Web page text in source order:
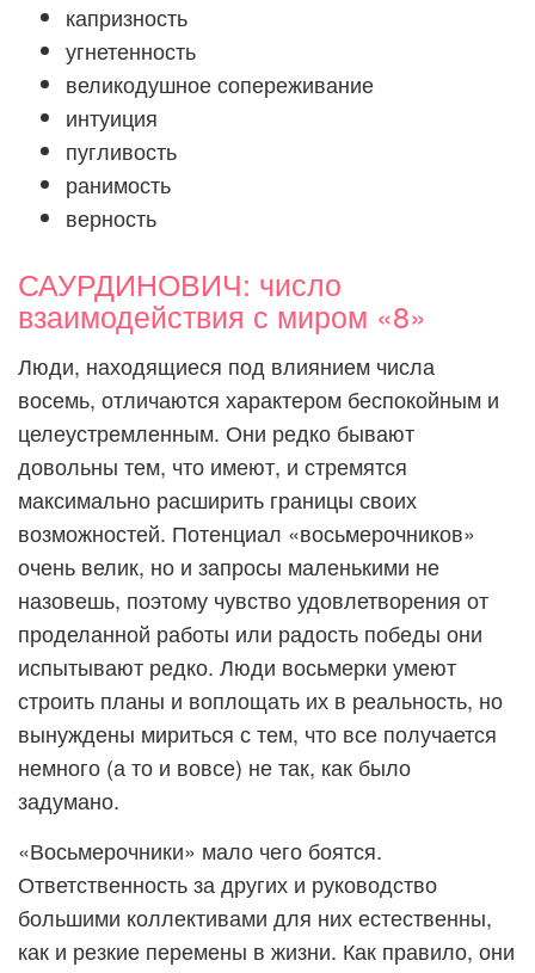
капризность
угнетенность
великодушное сопереживание
интуиция
пугливость
ранимость
верность
САУРДИНОВИЧ: число
взаимодействия с миром «8»
Люди, находящиеся под влиянием числа
восемь, отличаются характером беспокойным и
целеустремленным. Они редко бывают
довольны тем, что имеют, и стремятся
максимально расширить границы своих
возможностей. Потенциал «восьмерочников»
очень велик, но и запросы маленькими не
назовешь, поэтому чувство удовлетворения от
проделанной работы или радость победы они
испытывают редко. Люди восьмерки умеют
строить планы и воплощать их в реальность, но
вынуждены мириться с тем, что все получается
немного (а то и вовсе) не так, как было
задумано.
«Восьмерочники» мало чего боятся.
Ответственность за других и руководство
большими коллективами для них естественны,
как и резкие перемены в жизни. Как правило, они